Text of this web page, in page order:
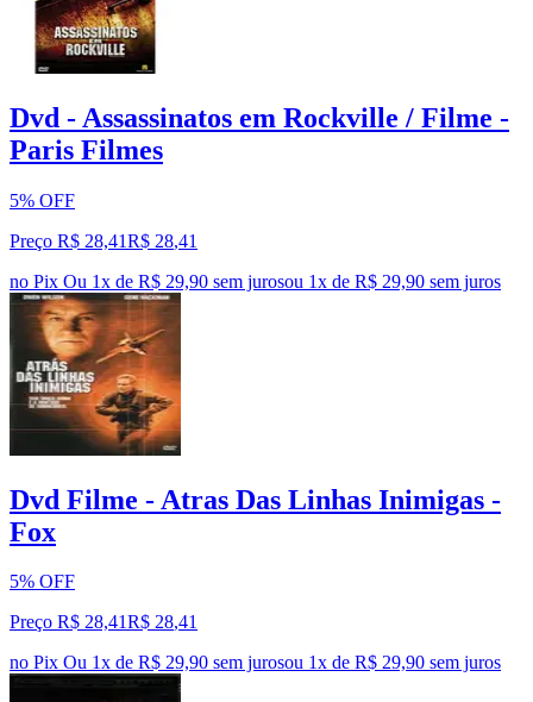
Dvd - Assassinatos em Rockville / Filme -
Paris Filmes
5% OFF
Preço R$ 28,41R$ 28,41
no Pix Ou 1x de R$ 29,90 sem jurosou 1x de R$ 29,90 sem juros
Dvd Filme - Atras Das Linhas Inimigas -
Fox
5% OFF
Preço R$ 28,41R$ 28,41
no Pix Ou 1x de R$ 29,90 sem jurosou 1x de R$ 29,90 sem juros